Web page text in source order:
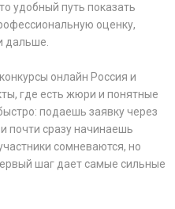
удобный путь показать
оценку,
дальше.
онлайн Россия и
где есть жюри и понятные
подаешь заявку через
почти сразу начинаешь
сомневаются, но
шаг дает самые сильные